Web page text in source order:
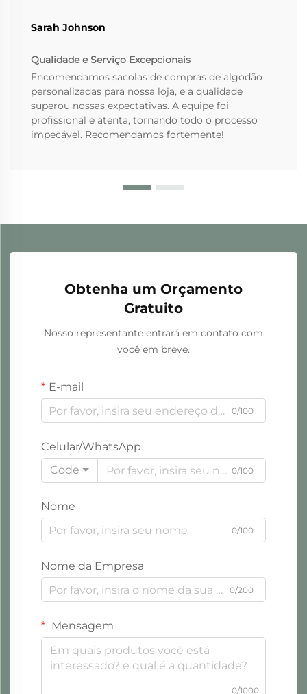
Sarah Johnson
Qualidade e Serviço Excepcionais
Encomendamos sacolas de compras de algodão
personalizadas para nossa loja, e a qualidade
superou nossas expectativas. A equipe foi
profissional e atenta, tornando todo o processo
impecável. Recomendamos fortemente!
Obtenha um Orçamento
Gratuito
Nosso representante entrará em contato com
você em breve.
E-mail
0/100
Celular/WhatsApp
Code
0/100
Nome
0/100
Nome da Empresa
0/200
Mensagem
0/1000